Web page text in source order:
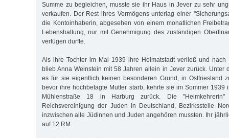
Summe zu begleichen, musste sie ihr Haus in Jever zu sehr
verkaufen. Der Rest ihres Vermö­gens unterlag einer
die Kontoinhaberin, abgesehen von einem monatlichen
Lebenshaltung, nur mit Genehmigung des zuständigen
verfügen durfte.
Als ihre Tochter im Mai 1939 ihre Heimatstadt verließ und nach
blieb Anna Weinstein mit 58 Jahren allein in Jever zurück. Unter
es für sie eigentlich keinen besonderen Grund, in Ostfriesland
bevor ihre hochbetagte Mutter starb, kehrte sie im Sommer 1939
Mühlenstraße 18 in Harburg zurück. Die
Reichsvereinigung der Juden in Deutschland, Bezirksstelle
inzwischen alle Jüdinnen und Juden an­gehören mussten. Ihr
auf 12 RM.